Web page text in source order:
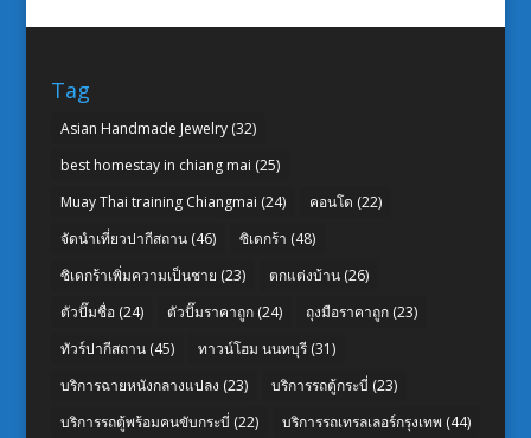
Tag
Asian Handmade Jewelry(32)
best homestay in chiang mai (25)
Muay Thai training Chiangmai (24) คอนโด (22)
จัดนำเที่ยวปากีสถาน(46) ซิเดกร้า (48)
ซิเดกร้าเพิ่มความเป็นชาย (23) ตกแต่งบ้าน(26)
ตัวปั๊มชื่อ(24) ตัวปั๊มราคาถูก(24) ถุงมือราคาถูก(23)
ทัวร์ปากีสถาน(45) ทาวน์โฮม นนทบุรี(31)
บริการฉายหนังกลางแปลง (23) บริการรถตู้กระบี่ (23)
บริการรถตู้พร้อมคนขับกระบี่ (22) บริการรถเทรลเลอร์กรุงเทพ (44)